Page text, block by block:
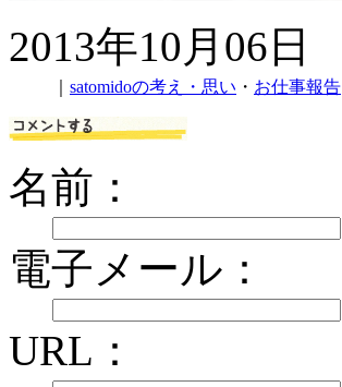
2013年10月06日
satomidoの考え・思い ・ お仕事報告
名前：
電子メール：
URL：